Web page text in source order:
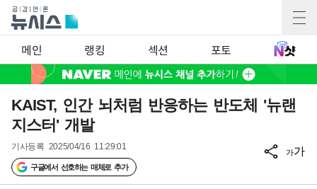
메인 랭킹 섹션 포토
KAIST, 인간 뇌처럼 반응하는 반도체 '뉴랜
지스터' 개발
기사등록 2025/04/16 11:29:01
구글에서 선호하는 매체로 추가
가가